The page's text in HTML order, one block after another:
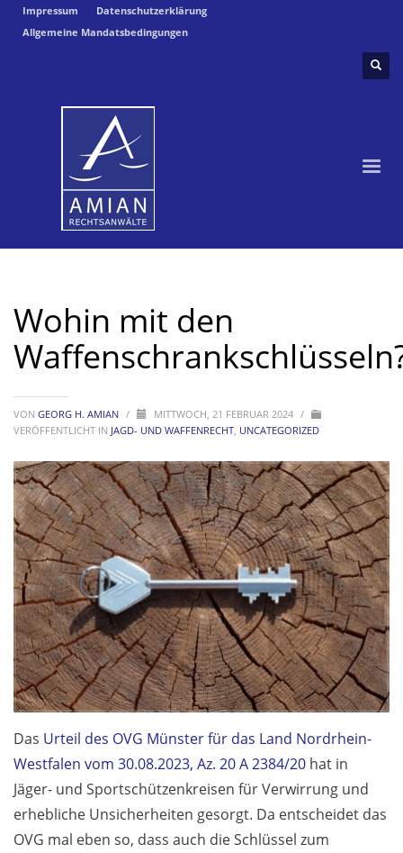
Impressum
Datenschutzerklärung
Allgemeine Mandatsbedingungen
Wohin mit den
VON GEORG H. AMIAN / MITTWOCH, 21 FEBRUAR 2024 /
VERÖFFENTLICHT IN JAGD- UND WAFFENRECHT, UNCATEGORIZED
Das Urteil des OVG Münster für das Land Nordrhein-
Westfalen vom 30.08.2023, Az. 20 A 2384/20 hat in
Jäger- und Sportschützenkreisen für Verwirrung und
erhebliche Unsicherheiten gesorgt. Da entscheidet das
OVG mal eben so, dass auch die Schlüssel zum